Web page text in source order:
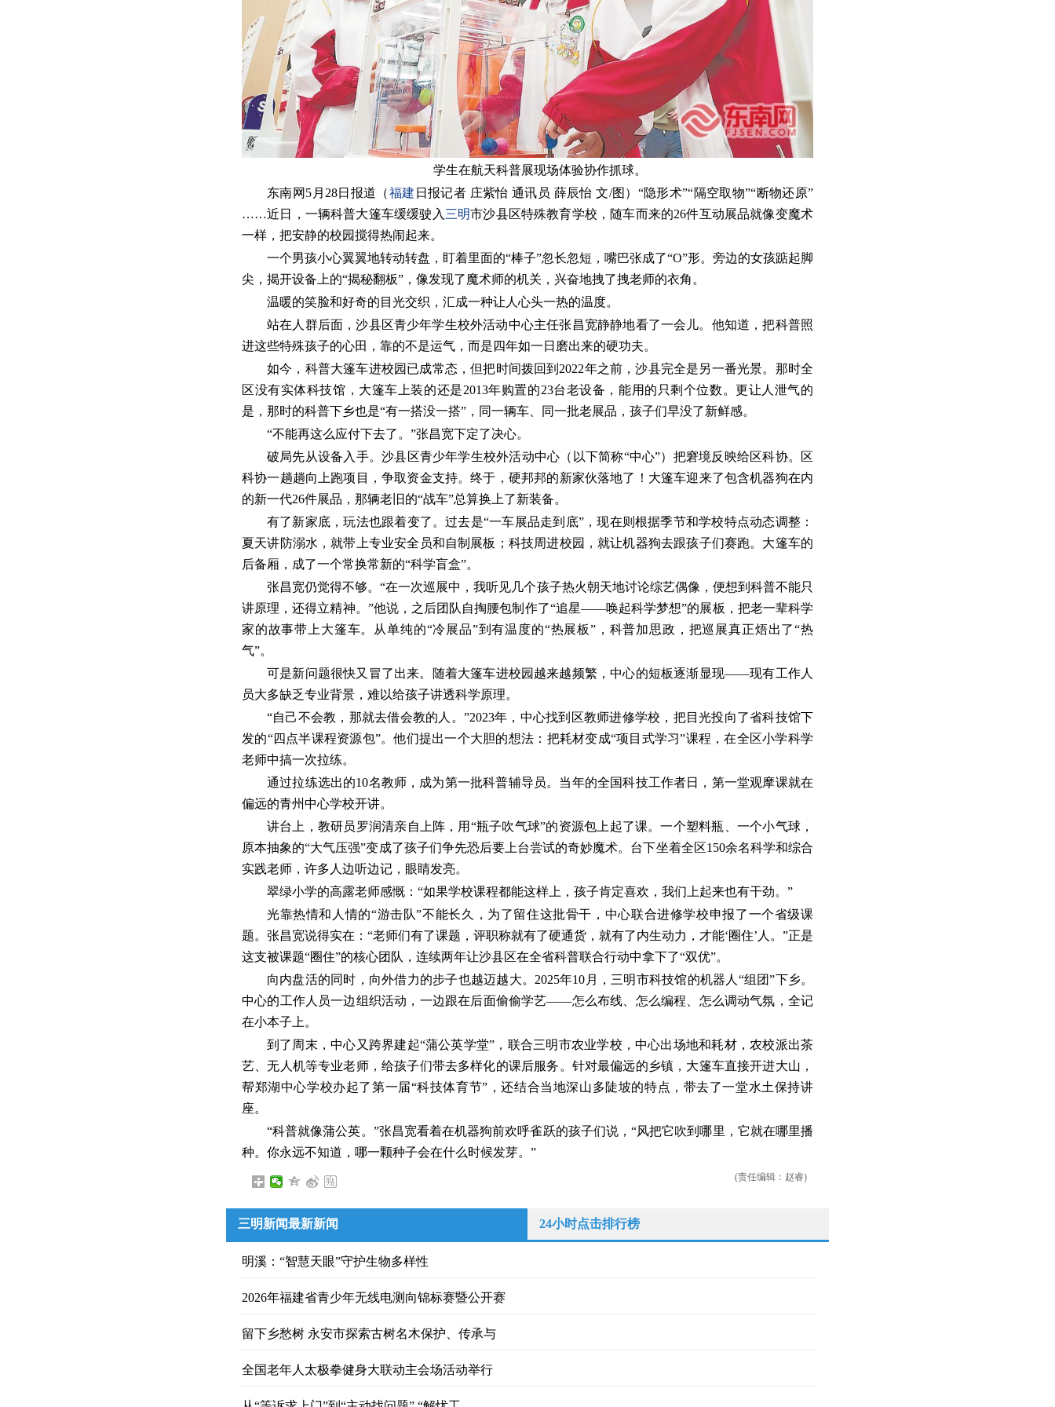
学生在航天科普展现场体验协作抓球。
东南网5月28日报道（福建 日报记者 庄紫怡 通讯员 薛辰怡 文/图） “隐形术”“隔空取物”“断物还原”
……近日，一辆科普大篷车缓缓驶入 三明市沙县区特殊教育学校，随车而来的26件互动展品就像变魔术
一样，把安静的校园搅得热闹起来。
一个男孩小心翼翼地转动转盘，盯着里面的“棒子”忽长忽短，嘴巴张成了“O”形。旁边的女孩踮起脚
尖，揭开设备上的“揭秘翻板”，像发现了魔术师的机关，兴奋地拽了拽老师的衣角。
温暖的笑脸和好奇的目光交织，汇成一种让人心头一热的温度。
站在人群后面，沙县区青少年学生校外活动中心主任张昌宽静静地看了一会儿。他知道，把科普照
进这些特殊孩子的心田，靠的不是运气，而是四年如一日磨出来的硬功夫。
如今，科普大篷车进校园已成常态，但把时间拨回到2022年之前，沙县完全是另一番光景。那时全
区没有实体科技馆，大篷车上装的还是2013年购置的23台老设备，能用的只剩个位数。更让人泄气的
是，那时的科普下乡也是“有一搭没一搭”，同一辆车、同一批老展品，孩子们早没了新鲜感。
“不能再这么应付下去了。”张昌宽下定了决心。
破局先从设备入手。沙县区青少年学生校外活动中心（以下简称“中心”）把窘境反映给区科协。区
科协一趟趟向上跑项目，争取资金支持。终于，硬邦邦的新家伙落地了！大篷车迎来了包含机器狗在内
的新一代26件展品，那辆老旧的“战车”总算换上了新装备。
有了新家底，玩法也跟着变了。过去是“一车展品走到底”，现在则根据季节和学校特点动态调整：
夏天讲防溺水，就带上专业安全员和自制展板；科技周进校园，就让机器狗去跟孩子们赛跑。大篷车的
后备厢，成了一个常换常新的“科学盲盒”。
张昌宽仍觉得不够。“在一次巡展中，我听见几个孩子热火朝天地讨论综艺偶像，便想到科普不能只
讲原理，还得立精神。”他说，之后团队自掏腰包制作了“追星——唤起科学梦想”的展板，把老一辈科学
家的故事带上大篷车。从单纯的“冷展品”到有温度的“热展板”，科普加思政，把巡展真正焐出了“热
气”。
可是新问题很快又冒了出来。随着大篷车进校园越来越频繁，中心的短板逐渐显现——现有工作人
员大多缺乏专业背景，难以给孩子讲透科学原理。
“自己不会教，那就去借会教的人。”2023年，中心找到区教师进修学校，把目光投向了省科技馆下
发的“四点半课程资源包”。他们提出一个大胆的想法：把耗材变成“项目式学习”课程，在全区小学科学
老师中搞一次拉练。
通过拉练选出的10名教师，成为第一批科普辅导员。当年的全国科技工作者日，第一堂观摩课就在
偏远的青州中心学校开讲。
讲台上，教研员罗润清亲自上阵，用“瓶子吹气球”的资源包上起了课。一个塑料瓶、一个小气球，
原本抽象的“大气压强”变成了孩子们争先恐后要上台尝试的奇妙魔术。台下坐着全区150余名科学和综合
实践老师，许多人边听边记，眼睛发亮。
翠绿小学的高露老师感慨：“如果学校课程都能这样上，孩子肯定喜欢，我们上起来也有干劲。”
光靠热情和人情的“游击队”不能长久，为了留住这批骨干，中心联合进修学校申报了一个省级课
题。张昌宽说得实在：“老师们有了课题，评职称就有了硬通货，就有了内生动力，才能‘圈住’人。”正是
这支被课题“圈住”的核心团队，连续两年让沙县区在全省科普联合行动中拿下了“双优”。
向内盘活的同时，向外借力的步子也越迈越大。2025年10月，三明市科技馆的机器人“组团”下乡。
中心的工作人员一边组织活动，一边跟在后面偷偷学艺——怎么布线、怎么编程、怎么调动气氛，全记
在小本子上。
到了周末，中心又跨界建起“蒲公英学堂”，联合三明市农业学校，中心出场地和耗材，农校派出茶
艺、无人机等专业老师，给孩子们带去多样化的课后服务。针对最偏远的乡镇，大篷车直接开进大山，
帮郑湖中心学校办起了第一届“科技体育节”，还结合当地深山多陡坡的特点，带去了一堂水土保持讲
座。
“科普就像蒲公英。”张昌宽看着在机器狗前欢呼雀跃的孩子们说，“风把它吹到哪里，它就在哪里播
种。你永远不知道，哪一颗种子会在什么时候发芽。”
(责任编辑：赵睿)
三明新闻最新新闻 24小时点击排行榜
明溪：“智慧天眼”守护生物多样性
2026年福建省青少年无线电测向锦标赛暨公开赛
留下乡愁树 永安市探索古树名木保护、传承与
全国老年人太极拳健身大联动主会场活动举行